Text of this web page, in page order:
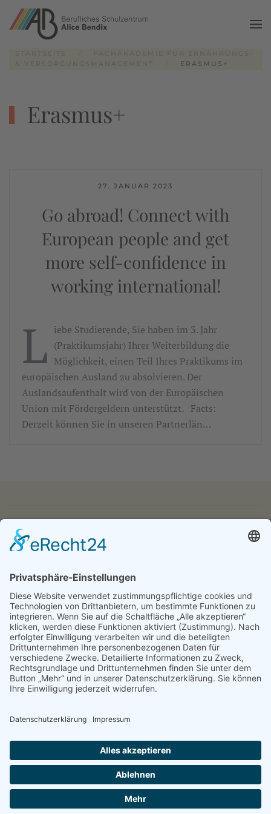
Zum Hauptinhalt springen
ERASMUS+
Erasmus+
27. JANUAR 2023
Go abroad! Connect with
European people and get
more self-confidence in
working international!
L iebe Studierende, Sie haben im 3. Jahr
(Praktikumsjahr) Ihrer Weiterbildung die
Möglichkeit, einen Teil Ihres Praktikums im
europäischen Ausland zu absolvieren. Der
Auslandsaufenthalt wird von der Europäischen
Union mit Fördergeldern unterstützt. Facts:
Derzeit können Sie in unseren Partnerlän…
IMPRESSUM
KONTAKT & ANFAHRT
© 2024 - Alice Bendix - Berufliches Schulzentrum der
Stadt München